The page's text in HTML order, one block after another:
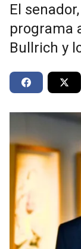
El
programa
Bullrich y